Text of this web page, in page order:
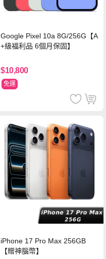
Google Pixel 10a 8G/256G【A
+級福利品 6個月保固】
$10,800
免運
iPhone 17 Pro Max 256GB
【贈神腦幣】